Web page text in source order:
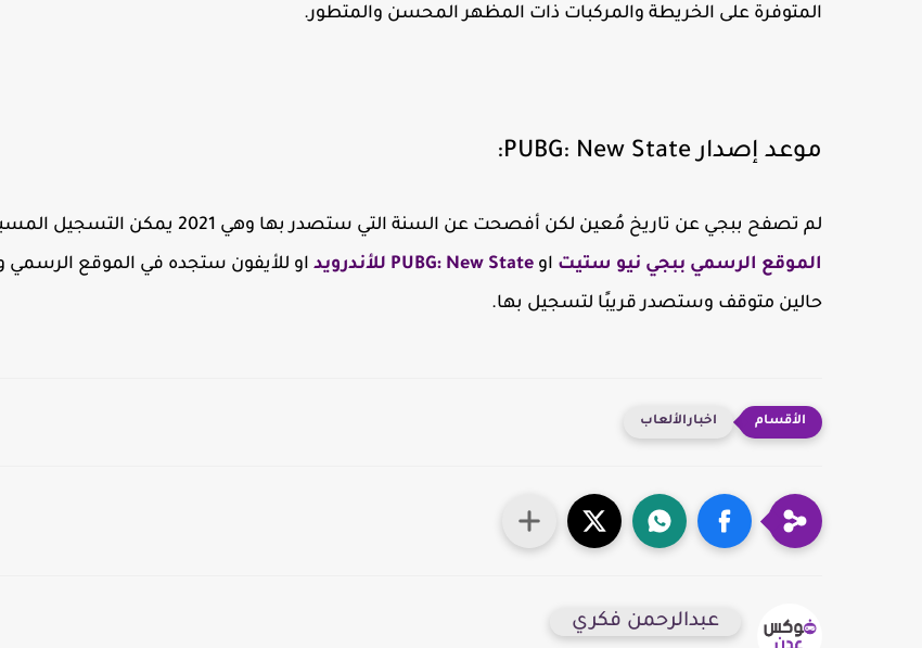
المتوفرة على الخريطة والمركبات ذات المظهر المحسن والمتطور.
موعد إصدار PUBG: New State:
لم تصفح ببجي عن تاريخ مُعين لكن أفصحت عن السنة التي ستصدر بها وهي 2021 يمكن التسجيل المسبق من
الموقع الرسمي ببجي نيو ستيت او PUBG: New State للأندرويد
او للأيفون ستجده في الموقع الرسمي
حالين متوقف وستصدر قريبًا لتسجيل بها.
اخبارالألعاب
عبدالرحمن فكري